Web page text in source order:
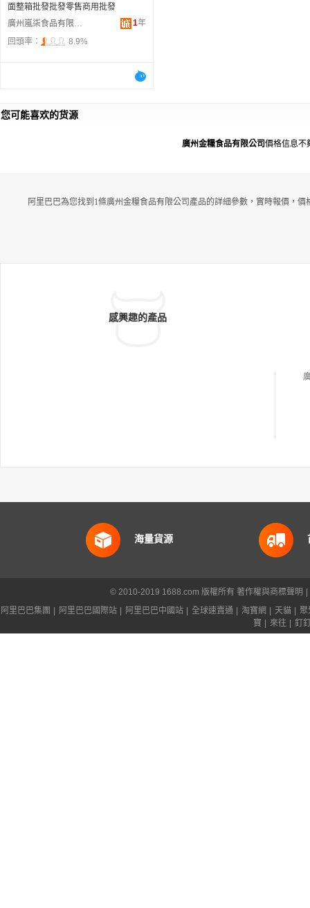
面整箱批發批發零售商用批發
廣州嵐柒食品有限公司
1年
回頭率：
8.9%
您可能喜欢的货源
廣州金糧食品有限公司價格信息不
阿里巴巴為您找到1條廣州金糧食品有限公司產品的詳細參數，實時報價，
感興趣的產品
海量貨源
© 2010-2019 1688.com 版權所有 著作權與商標聲明
阿里巴巴集團
阿里巴巴國際站 阿里巴巴中國站 全球速賣通 淘寶網 天貓
聚
寶
來往 釘